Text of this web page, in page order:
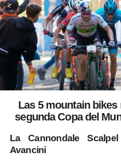
Las 5 mountain
segunda Copa del
La Cannondale
Avancini